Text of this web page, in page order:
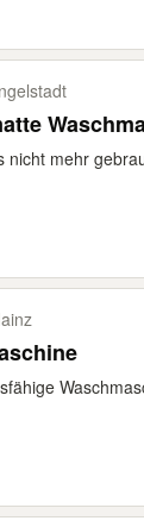
nicht mehr